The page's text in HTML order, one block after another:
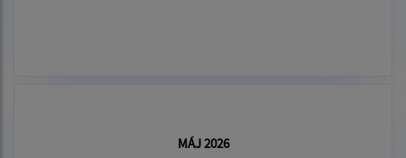
MÁJ 2026